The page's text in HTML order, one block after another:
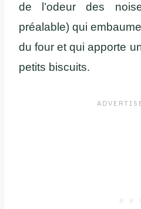
de l’odeur des
préalable) qui
du four et qui apporte
petits biscuits.